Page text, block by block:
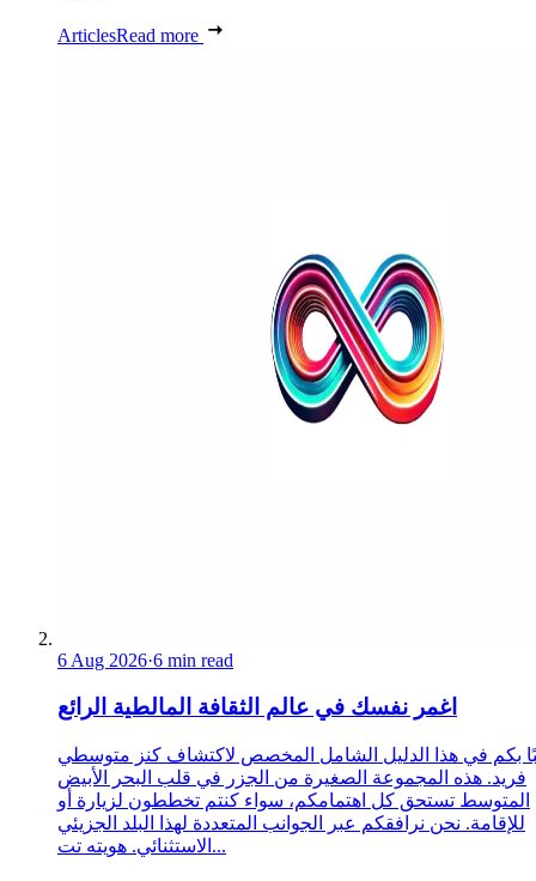
ArticlesRead more
6 Aug 2026·6 min read
اغمر نفسك في عالم الثقافة المالطية الرائع
بكم في هذا الدليل الشامل المخصص لاكتشاف كنز متوسطي
فريد. هذه المجموعة الصغيرة من الجزر في قلب البحر الأبيض
المتوسط تستحق كل اهتمامكم، سواء كنتم تخططون لزيارة أو
للإقامة. نحن نرافقكم عبر الجوانب المتعددة لهذا البلد الجزيئي
الاستثنائي. هويته تت...